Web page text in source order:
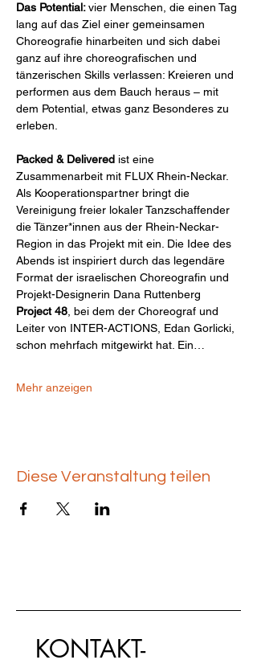
Das Potential: vier Menschen, die einen Tag
lang auf das Ziel einer gemeinsamen
Choreografie hinarbeiten und sich dabei
ganz auf ihre choreografischen und
tänzerischen Skills verlassen: Kreieren und
performen aus dem Bauch heraus – mit
dem Potential, etwas ganz Besonderes zu
erleben.
Packed & Delivered ist eine
Zusammenarbeit mit FLUX Rhein-Neckar.
Als Kooperationspartner bringt die
Vereinigung freier lokaler Tanzschaffender
die Tänzer*innen aus der Rhein-Neckar-
Region in das Projekt mit ein. Die Idee des
Abends ist inspiriert durch das legendäre
Format der israelischen Choreografin und
Projekt-Designerin Dana Ruttenberg
Project 48 , bei dem der Choreograf und
Leiter von INTER-ACTIONS, Edan Gorlicki,
schon mehrfach mitgewirkt hat. Ein…
Mehr anzeigen
Diese Veranstaltung teilen
KONTAKT-